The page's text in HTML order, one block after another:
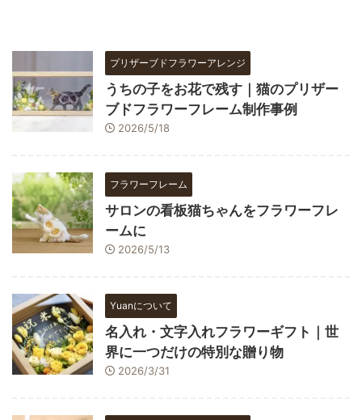
プリザーブドフラワーアレンジ
うちの子をお花で残す｜猫のプリザー
ブドフラワーフレーム制作事例
2026/5/18
フラワーフレーム
サロンの看板猫ちゃんをフラワーフレ
ームに
2026/5/13
Yuanについて
名入れ・文字入れフラワーギフト｜世
界に一つだけの特別な贈り物
2026/3/31